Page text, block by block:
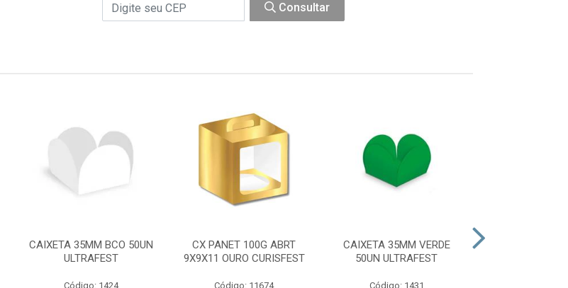
Consultar
CAIXETA 35MM BCO 50UN
ULTRAFEST
Código: 1424
CX PANET 100G ABRT
9X9X11 OURO CURISFEST
Código: 11674
CAIXETA 35MM VERDE
50UN ULTRAFEST
Código: 1431